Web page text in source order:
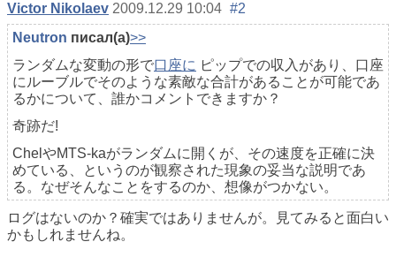
Victor Nikolaev 2009.12.29 10:04 #2
Neutron писал(а)>>
ランダムな変動の形で口座に ピップでの収入があり、口座
にルーブルでそのような素敵な合計があることが可能であ
るかについて、誰かコメントできますか？
奇跡だ!
ChelやMTS-kaがランダムに開くが、その速度を正確に決
めている、というのが観察された現象の妥当な説明であ
る。なぜそんなことをするのか、想像がつかない。
ログはないのか？確実ではありませんが。見てみると面白い
かもしれませんね。